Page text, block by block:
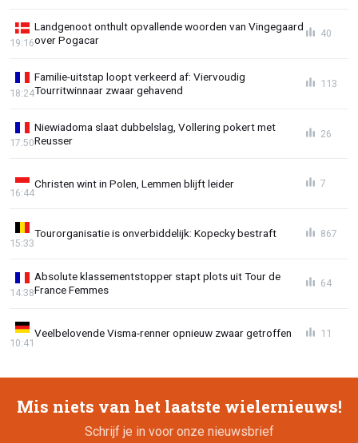
Landgenoot onthult opvallende woorden van Vingegaard
over Pogacar
19:16
40
Familie-uitstap loopt verkeerd af: Viervoudig
Tourritwinnaar zwaar gehavend
18:24
113
Niewiadoma slaat dubbelslag, Vollering pokert met
Reusser
17:50
26
Christen wint in Polen, Lemmen blijft leider
16:44
7
Tourorganisatie is onverbiddelijk: Kopecky bestraft
15:33
867
Absolute klassementstopper stapt plots uit Tour de
France Femmes
14:38
64
Veelbelovende Visma-renner opnieuw zwaar getroffen
10:41
11
Mis niets van het laatste wielernieuws!
Schrijf je in voor onze nieuwsbrief